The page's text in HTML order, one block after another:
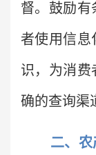
督。鼓励有
者使用信息
识，为消费
确的查询渠
二、